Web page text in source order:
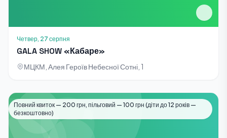
Четвер, 27 серпня
GALA SHOW «Кабаре»
МЦКМ, Алея Героїв Небесної Сотні, 1
Виставки
Повний квиток — 200 грн, пільговий — 100 грн (діти до 12 років —
безкоштовно)